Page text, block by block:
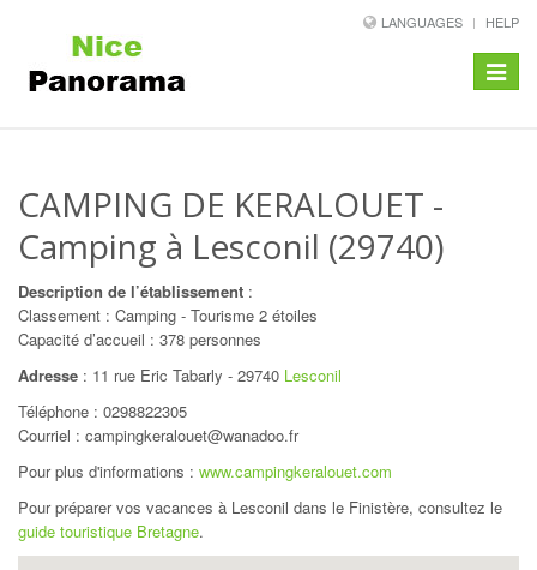
LANGUAGES HELP
Toggle
CAMPING DE KERALOUET -
Camping à Lesconil (29740)
Description de l’établissement :
Classement : Camping - Tourisme 2 étoiles
Capacité d’accueil : 378 personnes
Adresse : 11 rue Eric Tabarly - 29740 Lesconil
Téléphone : 0298822305
Courriel : campingkeralouet@wanadoo.fr
Pour plus d'informations : www.campingkeralouet.com
Pour préparer vos vacances à Lesconil dans le Finistère, consultez le
guide touristique Bretagne.